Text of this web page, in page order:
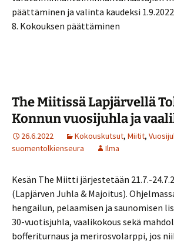
päättäminen ja valinta kaudeksi
8. Kokouksen päättäminen
The Miitissä Lapjärvellä
Konnun vuosijuhla ja
26.6.2022 Kokouskutsut, Miitit,
suomentolkienseura
Ilma
Kesän The Miitti järjestetään 21.7.-
(Lapjärven Juhla & Majoitus).
hengailun, pelaamisen ja saunomisen
30-vuotisjuhla, vaalikokous sekä
bofferiturnaus ja merirosvolarppi, jos